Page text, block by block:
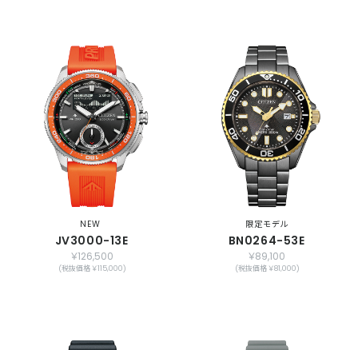
NEW
JV3000-13E
￥126,500
(税抜価格 ￥115,000)
限定モデル
BN0264-53E
￥89,100
(税抜価格 ￥81,000)